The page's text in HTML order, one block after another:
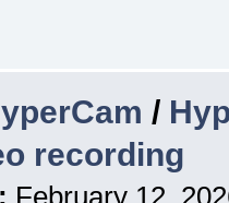
/
recording
February 12,